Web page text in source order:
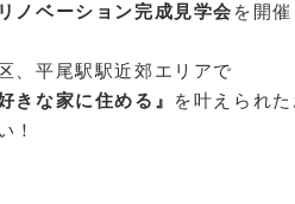
リノベーション完成見学会 を開催
、平尾駅駅近郊エリアで
きな家に住める』 を叶えられ
！